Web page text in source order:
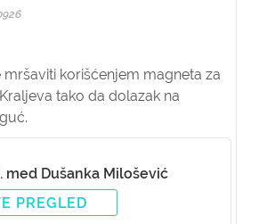
mršaviti korišćenjem magneta za
tako da dolazak na
med Dušanka Milošević
PREGLED